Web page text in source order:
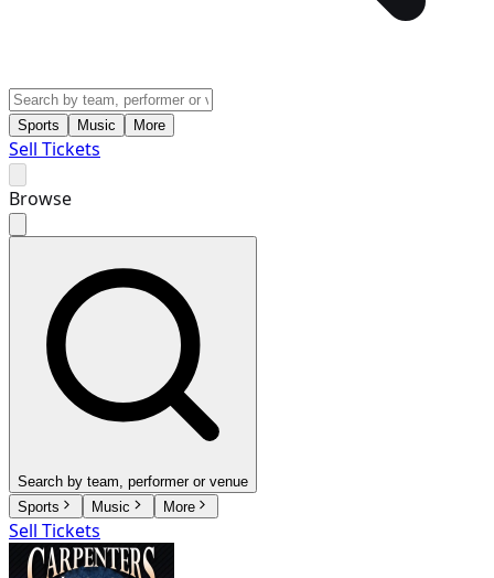
Sports Music More
Sell Tickets
Browse
Search by team, performer or venue
Sports
Music More
Sell Tickets